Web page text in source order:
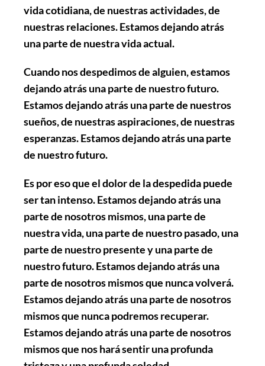
vida cotidiana, de nuestras actividades, de
nuestras relaciones. Estamos dejando atrás
una parte de nuestra vida actual.
Cuando nos despedimos de alguien, estamos
dejando atrás una parte de nuestro futuro.
Estamos dejando atrás una parte de nuestros
sueños, de nuestras aspiraciones, de nuestras
esperanzas. Estamos dejando atrás una parte
de nuestro futuro.
Es por eso que el dolor de la despedida puede
ser tan intenso. Estamos dejando atrás una
parte de nosotros mismos, una parte de
nuestra vida, una parte de nuestro pasado, una
parte de nuestro presente y una parte de
nuestro futuro. Estamos dejando atrás una
parte de nosotros mismos que nunca volverá.
Estamos dejando atrás una parte de nosotros
mismos que nunca podremos recuperar.
Estamos dejando atrás una parte de nosotros
mismos que nos hará sentir una profunda